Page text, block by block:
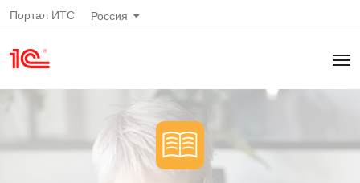
Портал ИТС Россия